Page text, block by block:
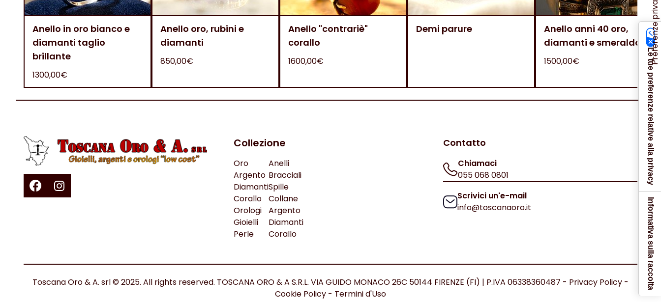
Anello in oro bianco e
diamanti taglio
brillante
1300,00€
Anello oro, rubini e
diamanti
850,00€
Anello "contrariè"
corallo
1600,00€
Demi parure
Anello anni 40 oro,
diamanti e smeraldo
1500,00€
Collezione
Oro
Argento
Diamanti
Corallo
Orologi
Gioielli
Perle
Anelli
Bracciali
Spille
Collane
Argento
Diamanti
Corallo
Contatto
Chiamaci
055 068 0801
Scrivici un'e-mail
info@toscanaoro.it
Toscana Oro & A. srl © 2025. All rights reserved. TOSCANA ORO & A S.R.L. VIA GUIDO MONACO 26C 50144 FIRENZE (FI) | P.IVA 06338360487 - Privacy Policy -
Cookie Policy - Termini d'Uso
Le tue preferenze relative alla privacy
Informativa sulla raccolta